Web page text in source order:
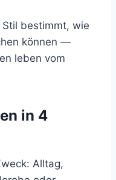
Stil bestimmt, wie
können —
leben vom
in 4
Alltag,